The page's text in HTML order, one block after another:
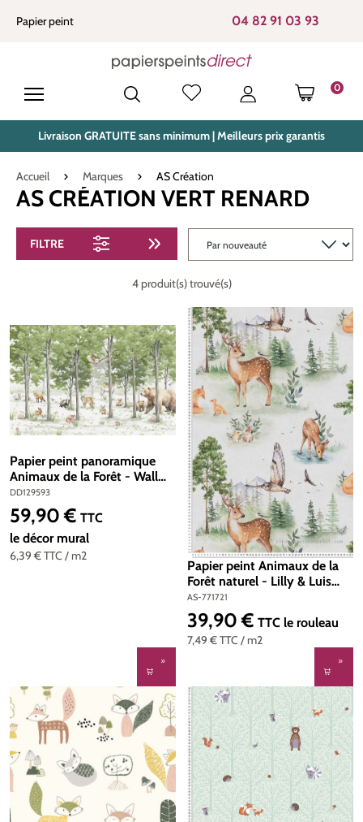
principal
Papier peint 04 82 91 03 93
0
LE
Livraison GRATUITE sans minimum | Meilleurs prix garantis
Accueil Marques AS Création
AS CRÉATION VERT RENARD
FILTRE
4 produit(s) trouvé(s)
Papier peint panoramique
Animaux de la Forêt - Wall
Love d'A.S. Création | Réf.
DD129593
DD129593
6,39 €TTC / m2
Prix régulier :
59,90 € TTC
le décor mural
Papier peint Animaux de la
Forêt naturel - Lilly & Luis
d'A.S. Création | Réf. AS-
771721
AS-771721
7,49 €TTC / m2
Prix régulier :
39,90 € TTC le rouleau